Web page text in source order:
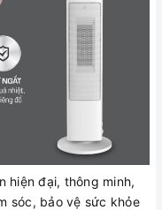
hiện đại, thông minh,
sóc, bảo vệ sức khỏe